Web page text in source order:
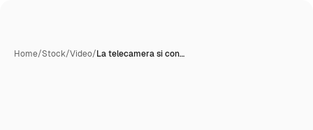
Home/Stock/Video/La telecamera si con…